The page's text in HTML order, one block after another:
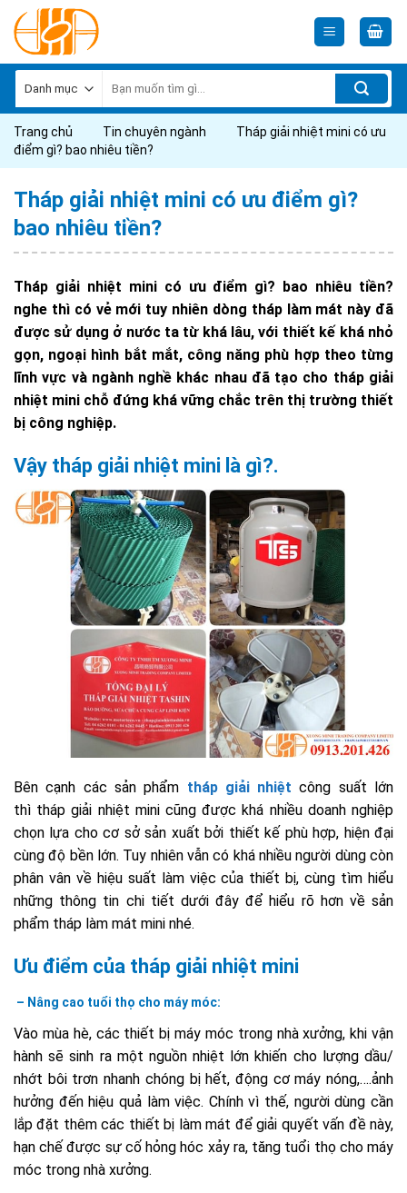
Skip
to
content
kiếm:
Trang chủ Tin chuyên ngành
Tháp giải nhiệt mini có ưu
điểm gì? bao nhiêu tiền?
Tháp giải nhiệt mini có ưu điểm gì?
bao nhiêu tiền?
Tháp giải nhiệt mini có ưu điểm gì? bao nhiêu tiền?
nghe thì có vẻ mới tuy nhiên dòng tháp làm mát này đã
được sử dụng ở nước ta từ khá lâu, với thiết kế khá nhỏ
gọn, ngoại hình bắt mắt, công năng phù hợp theo từng
lĩnh vực và ngành nghề khác nhau đã tạo cho tháp giải
nhiệt mini chỗ đứng khá vững chắc trên thị trường thiết
bị công nghiệp.
Vậy tháp giải nhiệt mini là gì?.
Bên cạnh các sản phẩm tháp giải nhiệt công suất lớn
thì tháp giải nhiệt mini cũng được khá nhiều doanh nghiệp
chọn lựa cho cơ sở sản xuất bởi thiết kế phù hợp, hiện đại
cùng độ bền lớn. Tuy nhiên vẫn có khá nhiều người dùng còn
phân vân về hiệu suất làm việc của thiết bị, cùng tìm hiểu
những thông tin chi tiết dưới đây để hiểu rõ hơn về sản
phẩm tháp làm mát mini nhé.
Ưu điểm của tháp giải nhiệt mini
– Nâng cao tuổi thọ cho máy móc:
Vào mùa hè, các thiết bị máy móc trong nhà xưởng, khi vận
hành sẽ sinh ra một nguồn nhiệt lớn khiến cho lượng dầu/
nhớt bôi trơn nhanh chóng bị hết, động cơ máy nóng,….ảnh
hưởng đến hiệu quả làm việc. Chính vì thế, người dùng cần
lắp đặt thêm các thiết bị làm mát để giải quyết vấn đề này,
hạn chế được sự cố hỏng hóc xảy ra, tăng tuổi thọ cho máy
móc trong nhà xưởng.